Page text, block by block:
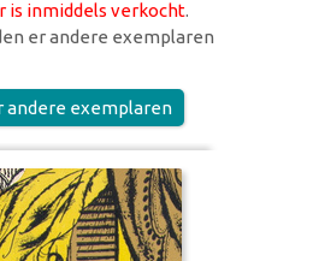
is inmiddels verkocht.
er andere exemplaren
andere exemplaren